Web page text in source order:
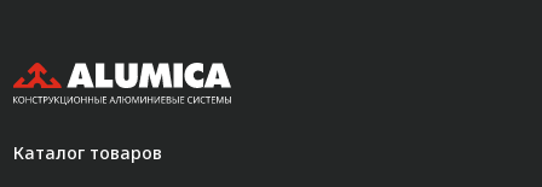
Каталог товаров